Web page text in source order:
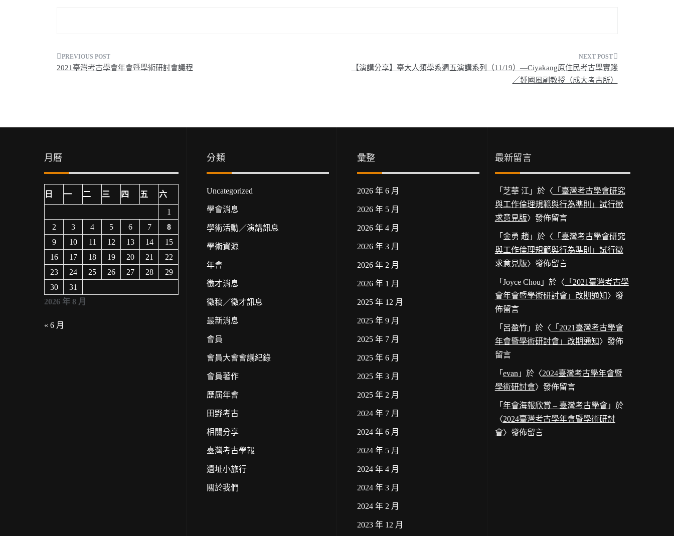
文
2021臺灣考古學會年會暨學術研討會議程
【演講分享】臺大人類學系週五演講系列（11/19）—Ciyakang原住民考古學實踐
／鍾國風副教授（成大考古所）
月曆
2026 年 8 月
日 一 二 三 四 五 六
1
2
3 4 5 6 7
8
9
10 11 12 13 14
15
16
17 18 19 20 21
22
23
24 25 26 27 28
29
30
31
« 6 月
分類
Uncategorized
學會消息
學術活動／演講訊息
學術資源
年會
徵才消息
徵稿／徵才訊息
最新消息
會員
會員大會會議紀錄
會員著作
歷屆年會
田野考古
相關分享
臺灣考古學報
遺址小旅行
關於我們
彙整
2026 年 6 月
2026 年 5 月
2026 年 4 月
2026 年 3 月
2026 年 2 月
2026 年 1 月
2025 年 12 月
2025 年 9 月
2025 年 7 月
2025 年 6 月
2025 年 3 月
2025 年 2 月
2024 年 7 月
2024 年 6 月
2024 年 5 月
2024 年 4 月
2024 年 3 月
2024 年 2 月
2023 年 12 月
最新留言
「 芝華 江 」於〈 「臺灣考古學會研究
與工作倫理規範與行為準則」試行徵
求意見版〉發佈留言
「 金勇 趙 」於〈 「臺灣考古學會研究
與工作倫理規範與行為準則」試行徵
求意見版〉發佈留言
「 Joyce Chou 」於〈 「2021臺灣考古學
會年會暨學術研討會」改期通知〉發
佈留言
「 呂盈竹」於〈 「2021臺灣考古學會
年會暨學術研討會」改期通知〉發佈
留言
「 evan 」於〈2024臺灣考古學年會暨
學術研討會〉發佈留言
「 年會海報欣賞 – 臺灣考古學會」於
〈2024臺灣考古學年會暨學術研討
會〉發佈留言